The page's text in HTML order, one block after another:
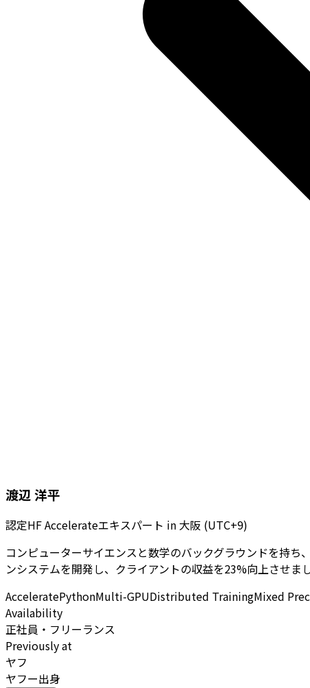
渡辺 洋平
認定HF Accelerateエキスパート in 大阪 (UTC+9)
コンピューターサイエンスと数学のバックグラウンドを持
ンシステムを開発し、クライアントの収益を23%向上させまし
AcceleratePythonMulti-GPUDistributed TrainingMixed
Availability
正社員・フリーランス
Previously at
ヤフ
ヤフー出身